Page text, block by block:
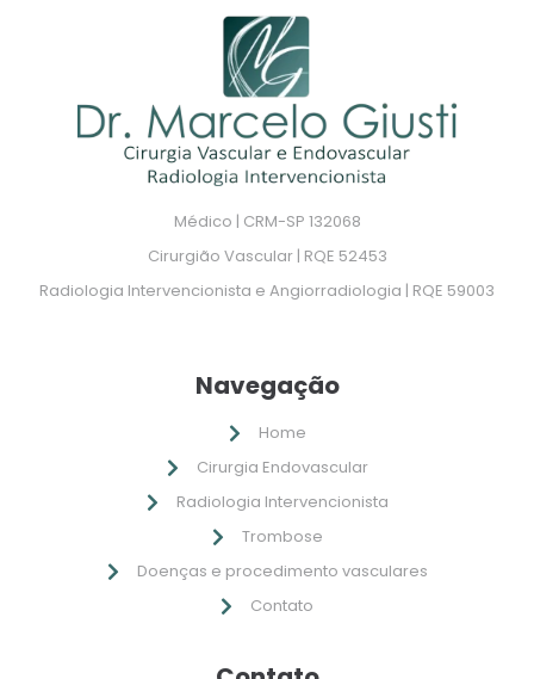
Médico | CRM-SP 132068
Cirurgião Vascular | RQE 52453
Radiologia Intervencionista e Angiorradiologia | RQE 59003
Navegação
Home
Cirurgia Endovascular
Radiologia Intervencionista
Trombose
Doenças e procedimento vasculares
Contato